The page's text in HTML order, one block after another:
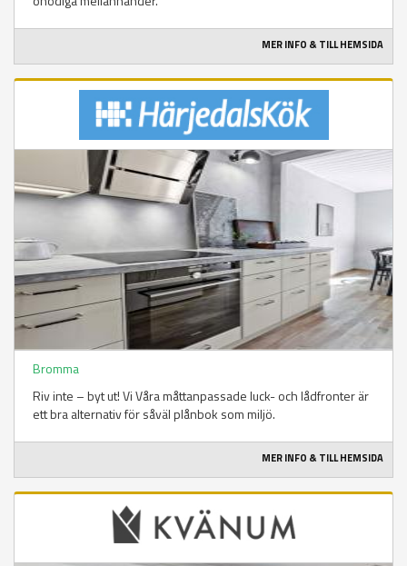
MER INFO & TILL HEMSIDA
Bromma
Riv inte – byt ut! Vi Våra måttanpassade luck- och lådfronter är
ett bra alternativ för såväl plånbok som miljö.
MER INFO & TILL HEMSIDA